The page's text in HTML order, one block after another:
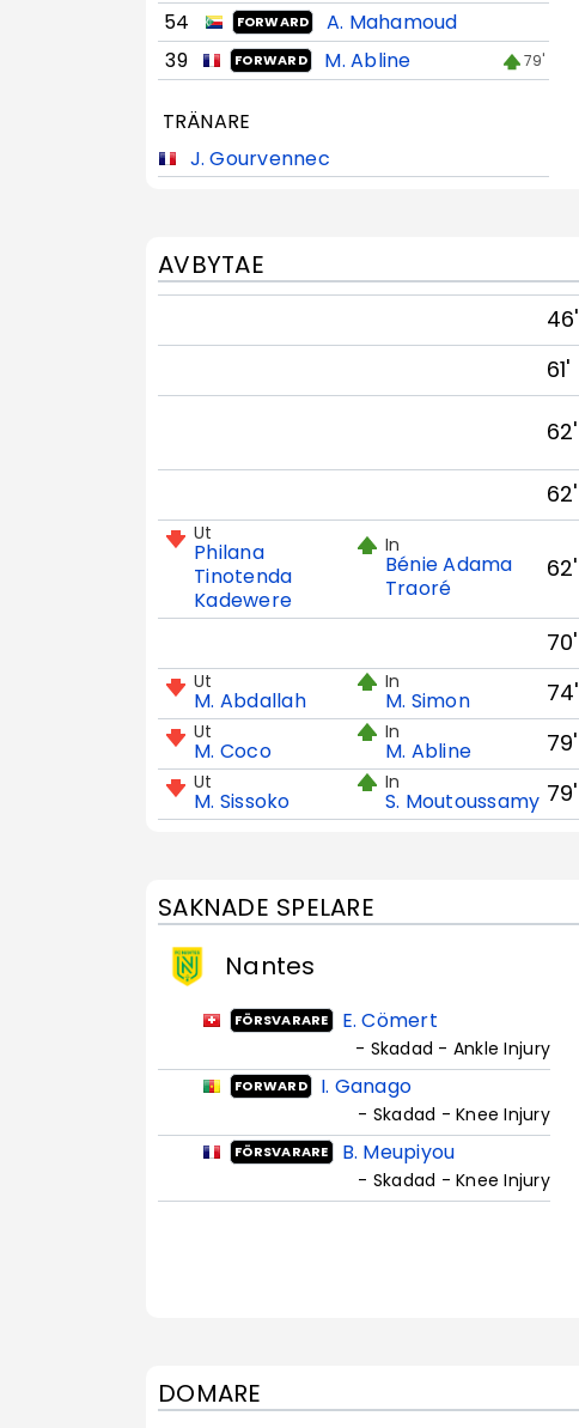
54 FORWARD
A. Mahamoud
39
FORWARD M. Abline 79'
TRÄNARE
J. Gourvennec
AVBYTAE
46'
61'
62'
62'
Ut
Philana
Tinotenda
Kadewere
In
Bénie Adama
Traoré
62'
70'
Ut
M. Abdallah
In
M. Simon 74'
Ut
M. Coco
In
M. Abline 79'
Ut
M. Sissoko
In
S. Moutoussamy 79'
SAKNADE SPELARE
Nantes
FÖRSVARARE E. Cömert
- Skadad - Ankle Injury
FORWARD I. Ganago
- Skadad - Knee Injury
FÖRSVARARE B. Meupiyou
- Skadad - Knee Injury
DOMARE